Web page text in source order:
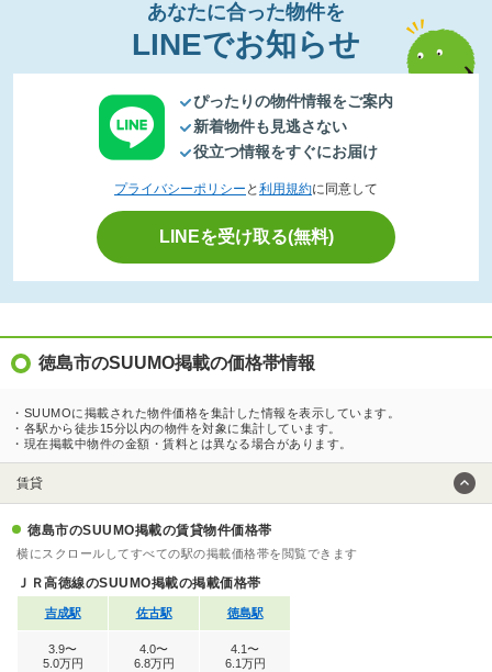
あなたに合った物件を
LINEでお知らせ
ぴったりの物件情報をご案内
新着物件も見逃さない
役立つ情報をすぐにお届け
プライバシーポリシー と 利用規約に同意して
LINEを受け取る(無料)
徳島市のSUUMO掲載の価格帯情報
・SUUMOに掲載された物件価格を集計した情報を表示しています。
・各駅から徒歩15分以内の物件を対象に集計しています。
・現在掲載中物件の金額・賃料とは異なる場合があります。
賃貸
徳島市のSUUMO掲載の賃貸物件価格帯
横にスクロールしてすべての駅の掲載価格帯を閲覧できます
ＪＲ高徳線のSUUMO掲載の掲載価格帯
吉成駅 佐古駅 徳島駅
3.9〜
5.0万円
4.0〜
6.8万円
4.1〜
6.1万円